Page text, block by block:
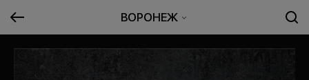
ВОРОНЕЖ